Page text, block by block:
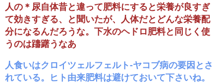
人の＊尿自体昔と違って肥料にすると栄養が良すぎ
て効きすぎる、と聞いたが、人体だとどんな栄養配
分になるんだろうな。下水のヘドロ肥料と同じく使
うのは躊躇うなあ
人食いはクロイツェルフェルト-ヤコブ病の要因とさ
れている。ヒト由来肥料は避けておいて下さいね。